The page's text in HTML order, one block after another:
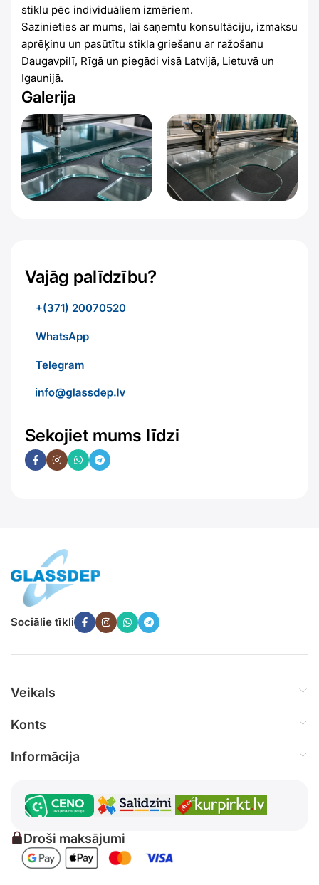
stiklu pēc individuāliem izmēriem.
Sazinieties ar mums, lai saņemtu konsultāciju, izmaksu
aprēķinu un pasūtītu stikla griešanu ar ražošanu
Daugavpilī, Rīgā un piegādi visā Latvijā, Lietuvā un
Igaunijā.
Galerija
Vajāg palīdzību?
+(371) 20070520
WhatsApp
Telegram
Sekojiet mums līdzi
Sociālie tīkli
Veikals
Konts
Informācija
Droši maksājumi